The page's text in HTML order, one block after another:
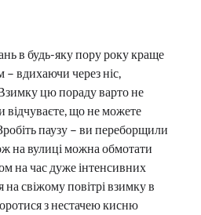
в будь-яку пору року краще
– вдихаючи через ніс,
цю пораду варто не
відчуваєте, що не можете
паузу – ви переборщили
на вулиці можна обмотати
на час дуже інтенсивних
свіжому повітрі взимку в
з нестачею кисню